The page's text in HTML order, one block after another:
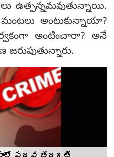
ఉత్పన్నమవుతున్నాయి.
మంటలు అంటుకున్నాయా?
అంటించారా? అనే